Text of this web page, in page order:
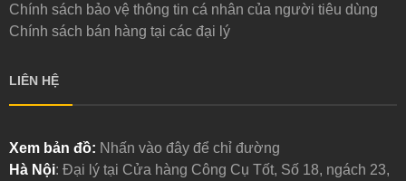
Chính sách bảo vệ thông tin cá nhân của người tiêu dùng
Chính sách bán hàng tại các đại lý
LIÊN HỆ
Xem bản đồ: Nhấn vào đây để chỉ đường
Hà Nội: Đại lý tại Cửa hàng Công Cụ Tốt, Số 18, ngách 23,